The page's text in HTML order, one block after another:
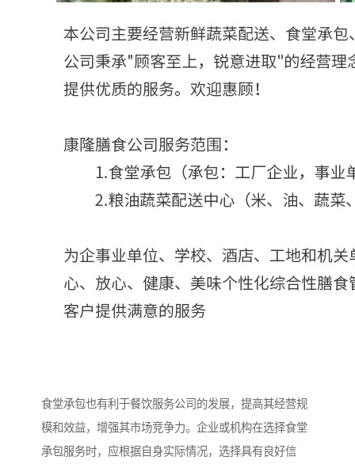
食堂承包也有利于餐饮服务公司的发展，提高其经营规
模和效益，增强其市场竞争力。企业或机构在选择食堂
承包服务时，应根据自身实际情况，选择具有良好信